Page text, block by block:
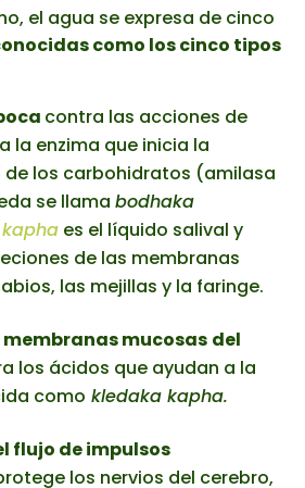
el agua se expresa de cinco
como los cinco tipos
contra las acciones de
la enzima que inicia la
los carbohidratos (amilasa
se llama bodhaka
es el líquido salival y
de las membranas
las mejillas y la faringe.
mucosas del
los ácidos que ayudan a la
como kledaka kapha.
flujo de impulsos
los nervios del cerebro,